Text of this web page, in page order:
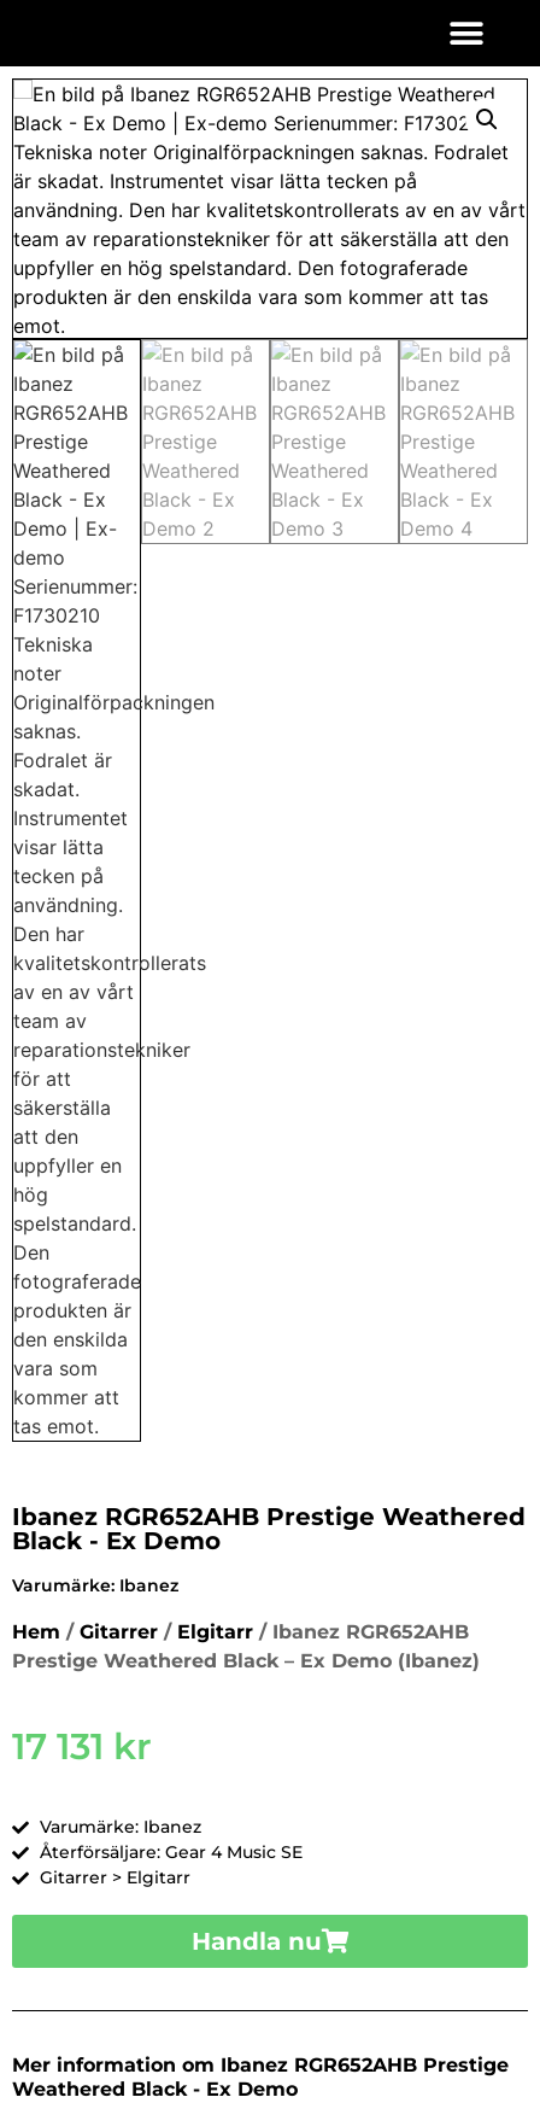
Ibanez RGR652AHB Prestige Weathered
Black - Ex Demo
Varumärke: Ibanez
Hem / Gitarrer / Elgitarr / Ibanez RGR652AHB
Prestige Weathered Black – Ex Demo (Ibanez)
17 131 kr
Varumärke: Ibanez
Återförsäljare: Gear 4 Music SE
Gitarrer > Elgitarr
Handla nu
Mer information om Ibanez RGR652AHB Prestige
Weathered Black - Ex Demo